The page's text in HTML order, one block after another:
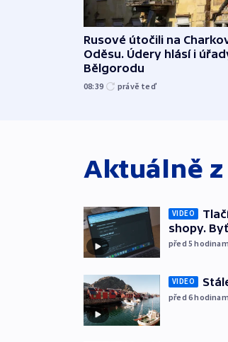
Rusové útočili na
Oděsu. Údery hlásí i
Bělgorodu
08:39 právě teď
Aktuálně
VIDEO
shopy.
před 5
VIDEO
před 6